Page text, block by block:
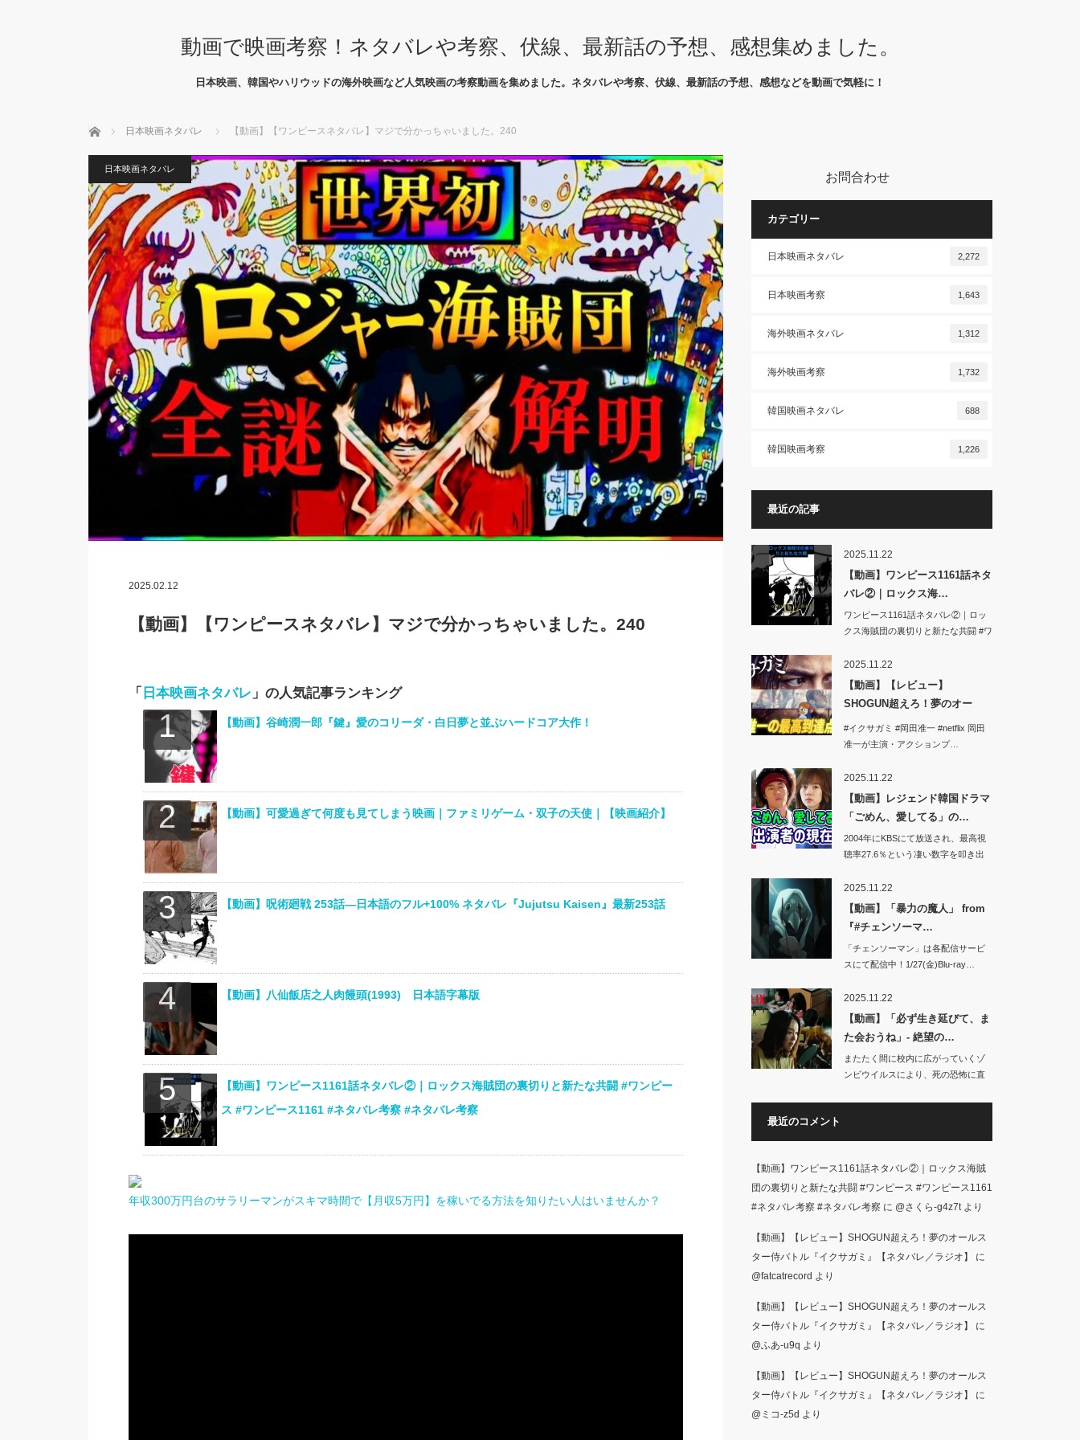
動画で映画考察！ネタバレや考察、伏線、最新話の予想、感想集めました。
日本映画、韓国やハリウッドの海外映画など人気映画の考察動画を集めました。ネタバレや考察、伏線、最新話の予想、感想などを動画で気軽に！
ホーム 日本映画ネタバレ 【動画】【ワンピースネタバレ】マジで分かっちゃいました。240
日本映画ネタバレ
2025.02.12
【動画】【ワンピースネタバレ】マジで分かっちゃいました。240
「 日本映画ネタバレ 」の人気記事ランキング
【動画】谷崎潤一郎『鍵』愛のコリーダ・白日夢と並ぶハードコア大作！
【動画】可愛過ぎて何度も見てしまう映画｜ファミリゲーム・双子の天使｜【映画紹介】
【動画】呪術廻戦 253話―日本語のフル+100% ネタバレ『Jujutsu Kaisen』最新253話
【動画】八仙飯店之人肉饅頭(1993) 日本語字幕版
【動画】ワンピース1161話ネタバレ②｜ロックス海賊団の裏切りと新たな共闘 #ワンピー
ス #ワンピース1161 #ネタバレ考察 #ネタバレ考察
年収300万円台のサラリーマンがスキマ時間で【月収5万円】を稼いでる方法を知りたい人はいませんか？
お問合わせ
カテゴリー
日本映画ネタバレ 2,272
日本映画考察 1,643
海外映画ネタバレ 1,312
海外映画考察 1,732
韓国映画ネタバレ 688
韓国映画考察 1,226
最近の記事
2025.11.22
【動画】ワンピース1161話ネタ
バレ②｜ロックス海…
ワンピース1161話ネタバレ②｜ロッ
クス海賊団の裏切りと新たな共闘 #ワ
2025.11.22
【動画】【レビュー】
SHOGUN超えろ！夢のオー
ル…
#イクサガミ #岡田准一 #netflix 岡田
准一が主演・アクションプ…
2025.11.22
【動画】レジェンド韓国ドラマ
「ごめん、愛してる」の…
2004年にKBSにて放送され、最高視
聴率27.6％という凄い数字を叩き出
2025.11.22
【動画】「暴力の魔人」 from
『#チェンソーマ…
「チェンソーマン」は各配信サービ
スにて配信中！1/27(金)Blu-ray…
2025.11.22
【動画】「必ず生き延びて、ま
た会おうね」- 絶望の…
またたく間に校内に広がっていくゾ
ンビウイルスにより、死の恐怖に直
最近のコメント
【動画】ワンピース1161話ネタバレ②｜ロックス海賊
団の裏切りと新たな共闘 #ワンピース #ワンピース1161
#ネタバレ考察 #ネタバレ考察 に @さくら-g4z7tより
【動画】【レビュー】SHOGUN超えろ！夢のオールス
ター侍バトル『イクサガミ』【ネタバレ／ラジオ】
に
@fatcatrecord より
【動画】【レビュー】SHOGUN超えろ！夢のオールス
ター侍バトル『イクサガミ』【ネタバレ／ラジオ】
に
@ふあ-u9q より
【動画】【レビュー】SHOGUN超えろ！夢のオールス
ター侍バトル『イクサガミ』【ネタバレ／ラジオ】
に
@ミコ-z5d より